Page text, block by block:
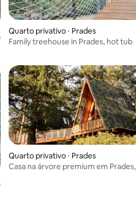
avaliação média de 5, 495 avaliações
Quarto privativo ⋅ Prades
Family treehouse in Prades, hot tub
avaliação média de 5, 18 avaliações
Quarto privativo ⋅ Prades
Casa na árvore premium em Prades,